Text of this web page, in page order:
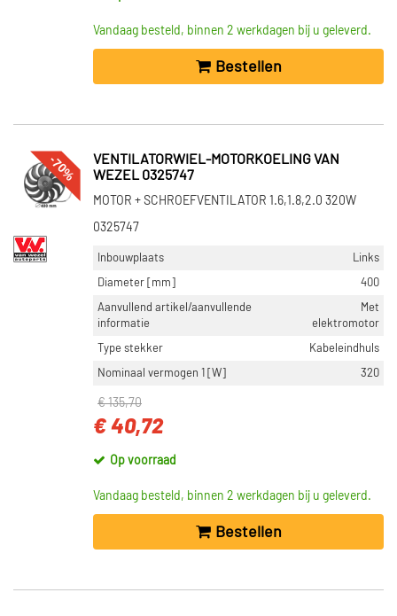
Vandaag besteld, binnen 2 werkdagen bij u geleverd.
Bestellen
-70%
VENTILATORWIEL-MOTORKOELING VAN
WEZEL 0325747
MOTOR + SCHROEFVENTILATOR 1.6,1.8,2.0 320W
0325747
Inbouwplaats
Links
Diameter [mm]
400
Aanvullend artikel/aanvullende
informatie
Met
elektromotor
Type stekker
Kabeleindhuls
Nominaal vermogen 1 [W]
320
€ 135,70
€ 40,72
Op voorraad
Vandaag besteld, binnen 2 werkdagen bij u geleverd.
Bestellen